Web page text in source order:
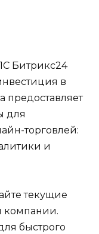
Битрикс24
в
предоставляет
для
торговлей:
и
текущие
компании.
быстрого